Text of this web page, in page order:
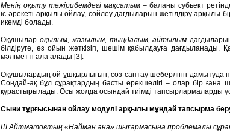
Менің оқыту тәжірибемдегі мақсатым– баланы субьект
іс-әрекеті арқылы ойлау, сөйлеу дағдыларын жетілдіру арқылы
икемді болады.
Оқушылар оқылым, жазылым, тыңдалым, айтылым
білдіруге, өз ойын жеткізіп, шешім қабылдауға дағдыланады.
мәліметті ала алады [3].
Оқушылардың ой ұшқырлығын, сөз саптау шеберлігін дамытуда
Сондай-ақ бұл сұрақтардың басты ерекшелігі – олар бір ғана
құрастырылады. Осы жолда осындай тиімді тапсырлармаларды
Сыни тұрғысынан ойлау модулі арқылы мұндай тапсырма
Ш.Айтматовтың «Найман ана» шығармасына проблемалы